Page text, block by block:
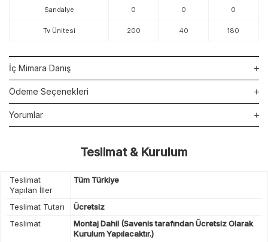
Sandalye 0 0 0
Tv Ünitesi 200 40 180
İç Mimara Danış
Ödeme Seçenekleri
Yorumlar
Teslimat & Kurulum
Teslimat
Yapılan İller
Tüm Türkiye
Teslimat Tutarı
Ücretsiz
Teslimat
Montaj Dahil (Savenis tarafından Ücretsiz Olarak
Kurulum Yapılacaktır.)